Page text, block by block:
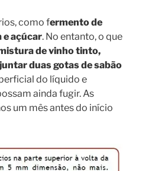
como fermento de
e açúcar. No entanto, o que
de vinho tinto,
duas gotas de sabão
do líquido e
ainda fugir. As
um mês antes do início